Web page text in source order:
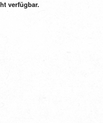
verfügbar.